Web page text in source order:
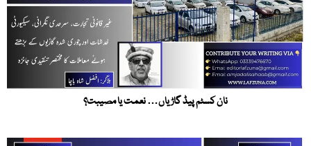
نان کسٹم پیڈ گاڑیاں… نعمت یا مصیبت؟